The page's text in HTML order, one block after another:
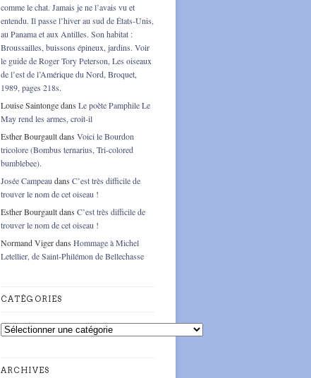
comme le chat. Jamais je ne l’avais vu et
entendu. Il passe l’hiver au sud de États-Unis,
au Panama et aux Antilles. Son habitat :
Broussailles, buissons épineux, jardins. Voir
le guide de Roger Tory Peterson, Les oiseaux
de l’est de l’Amérique du Nord, Broquet,
1989, pages 218s.
Louise Saintongedans Le poète Pamphile Le
May rend les armes, croit-il
Esther Bourgaultdans Voici le Bourdon
tricolore (Bombus ternarius, Tri-colored
bumblebee).
Josée Campeau dans C’est très difficile de
trouver le nom de cet oiseau !
Esther Bourgaultdans C’est très difficile de
trouver le nom de cet oiseau !
Normand Vigerdans Hommage à Michel
Letellier, de Saint-Philémon de Bellechasse
CATÉGORIES
ARCHIVES